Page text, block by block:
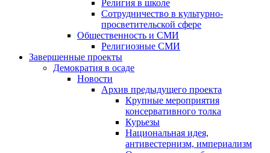
Религия в школе
Сотрудничество в культурно-
просветительской сфере
Общественность и СМИ
Религиозные СМИ
Завершенные проекты
Демократия в осаде
Новости
Архив предыдущего проекта
Крупные мероприятия
консервативного толка
Курьезы
Национальная идея,
антивестернизм, империализм